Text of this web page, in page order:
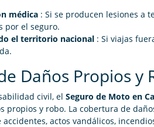
médica : Si se producen lesiones a
por el seguro.
el territorio nacional : Si viajas
Daños Propios y
civil, el Seguro de Moto en
propios y robo. La cobertura de
accidentes, actos vandálicos,